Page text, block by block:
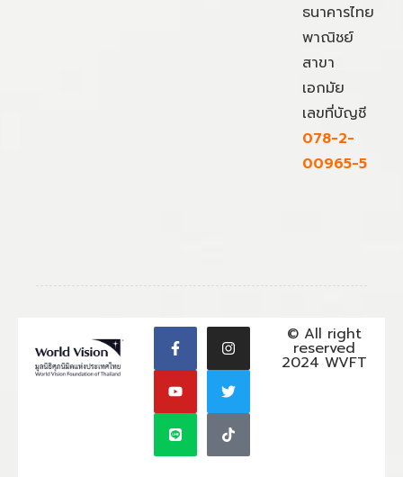
ธนาคารไทย
พาณิชย์
สาขา
เอกมัย
เลขที่บัญชี
078-2-
00965-5
© All right
reserved
2024 WVFT